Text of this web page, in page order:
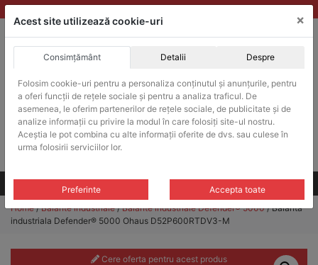
Skip
to
ACHIZITII PUBLICE
Produsele pot fi achizitionate si in sistemul SEAP / SICAP
Products
search
CAUTARE
Toate produsele
Home/Balante industriale/Balante industriale Defender® 5000/ Balanta
industriala Defender® 5000 Ohaus D52P600RTDV3-M
Cere oferta pentru acest produs
Acest site utilizează cookie-uri ×
Consimțământ Detalii Despre
Folosim cookie-uri pentru a personaliza conținutul și anunțurile, pentru
a oferi funcții de rețele sociale și pentru a analiza traficul. De
asemenea, le oferim partenerilor de rețele sociale, de publicitate și de
analize informații cu privire la modul în care folosiți site-ul nostru.
Aceștia le pot combina cu alte informații oferite de dvs. sau culese în
urma folosirii serviciilor lor.
Preferinte Accepta toate